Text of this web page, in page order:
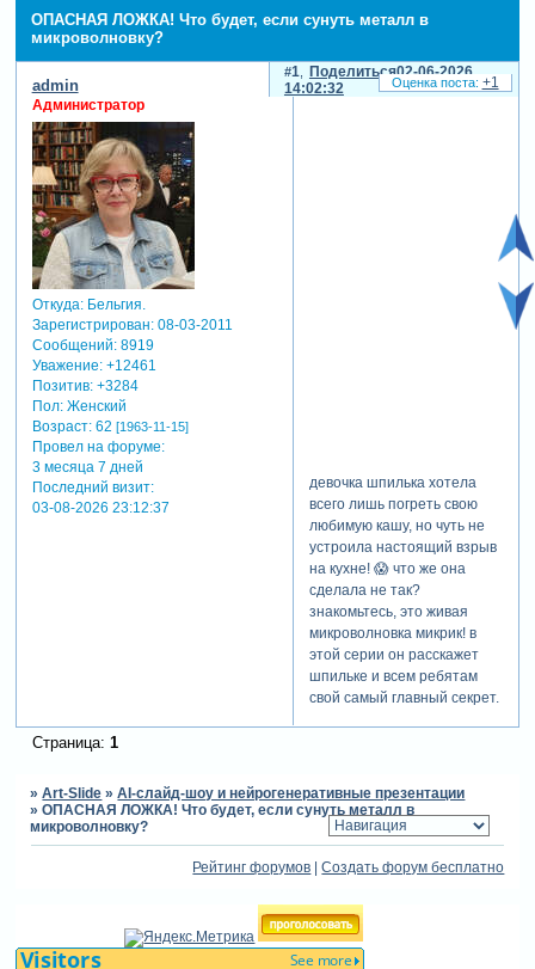
ОПАСНАЯ ЛОЖКА! Что будет, если сунуть металл в
микроволновку?
Поделиться
1
02-06-2026
14:02:32
admin
Администратор
Откуда:Бельгия.
Зарегистрирован: 08-03-2011
Сообщений:8919
Уважение: +12461
Позитив: +3284
Пол:Женский
Возраст:62 [1963-11-15]
Провел на форуме:
3 месяца 7 дней
Последний визит:
03-08-2026 23:12:37
девочка шпилька хотела
всего лишь погреть свою
любимую кашу, но чуть не
устроила настоящий взрыв
на кухне! 😱 что же она
сделала не так?
знакомьтесь, это живая
микроволновка микрик! в
этой серии он расскажет
шпильке и всем ребятам
свой самый главный секрет.
своими глазами, почему
добрые лучики
превращаются в злые
молнии, если поставить
[польза для родителей]
обучающий и веселый 3d
мультфильм, который в
+1
Страница: 1
»Art-Slide »AI-слайд-шоу и нейрогенеративные презентации
»ОПАСНАЯ ЛОЖКА! Что будет, если сунуть металл в
микроволновку?
Рейтинг форумов |Создать форум бесплатно